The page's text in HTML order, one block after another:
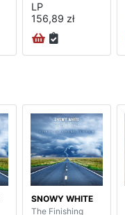
LP
156,89 zł
SNOWY WHITE
The Finishing